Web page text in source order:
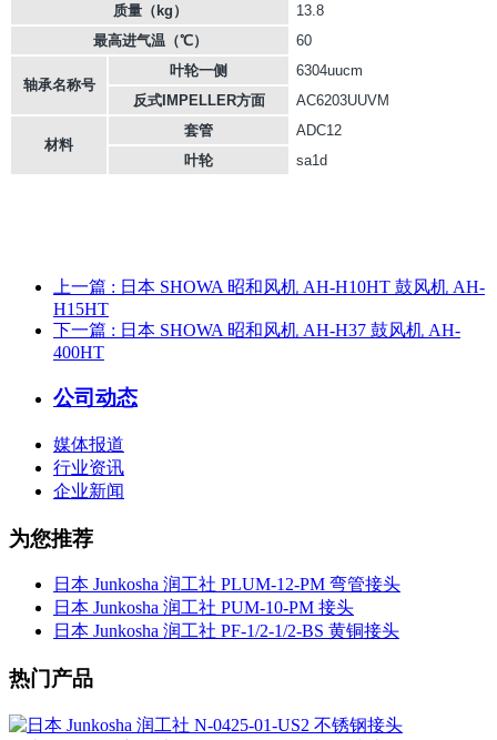
质量（kg）
13.8
最高进气温（℃）
60
轴承名称号
叶轮一侧
6304uucm
反式IMPELLER方面
AC6203UUVM
材料
套管
ADC12
叶轮
sa1d
上一篇 : 日本 SHOWA 昭和风机 AH-H10HT 鼓风机 AH-
H15HT
下一篇 : 日本 SHOWA 昭和风机 AH-H37 鼓风机 AH-
400HT
公司动态
媒体报道
行业资讯
企业新闻
为您推荐
日本 Junkosha 润工社 PLUM-12-PM 弯管接头
日本 Junkosha 润工社 PUM-10-PM 接头
日本 Junkosha 润工社 PF-1/2-1/2-BS 黄铜接头
热门产品